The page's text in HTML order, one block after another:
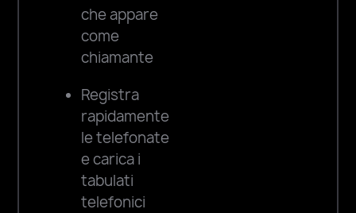
che appare
come
chiamante
Registra
rapidamente
le telefonate
e carica i
tabulati
telefonici